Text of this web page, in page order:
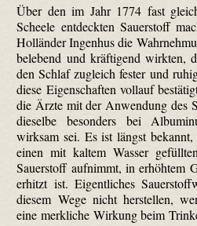
Über den im Jahr 1774 fast
Scheele entdeckten Sauerstoff
Holländer Ingenhus die
belebend und kräftigend wirkten,
den Schlaf zugleich fester und
diese Eigenschaften vollauf
die Ärzte mit der Anwendung des
dieselbe besonders bei
wirksam sei. Es ist längst
einen mit kaltem Wasser
Sauerstoff aufnimmt, in erhöhtem
erhitzt ist. Eigentliches
diesem Wege nicht herstellen,
eine merkliche Wirkung beim